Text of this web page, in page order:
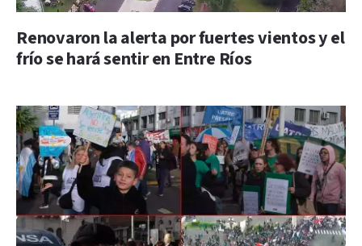
Renovaron la alerta por fuertes vientos y el
frío se hará sentir en Entre Ríos